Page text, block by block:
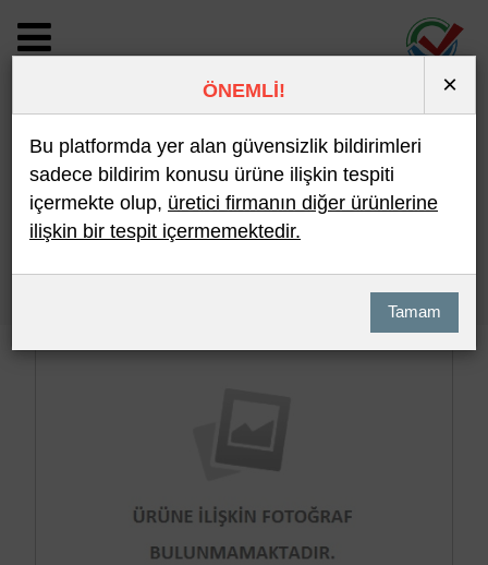
BİLDİRİM DETAYI
Son 10 Bildirim En Çok İncelenen
ÖNEMLİ! ×
Bu platformda yer alan güvensizlik bildirimleri
sadece bildirim konusu ürüne ilişkin tespiti
içermekte olup, üretici firmanın diğer ürünlerine
ilişkin bir tespit içermemektedir.
Tamam